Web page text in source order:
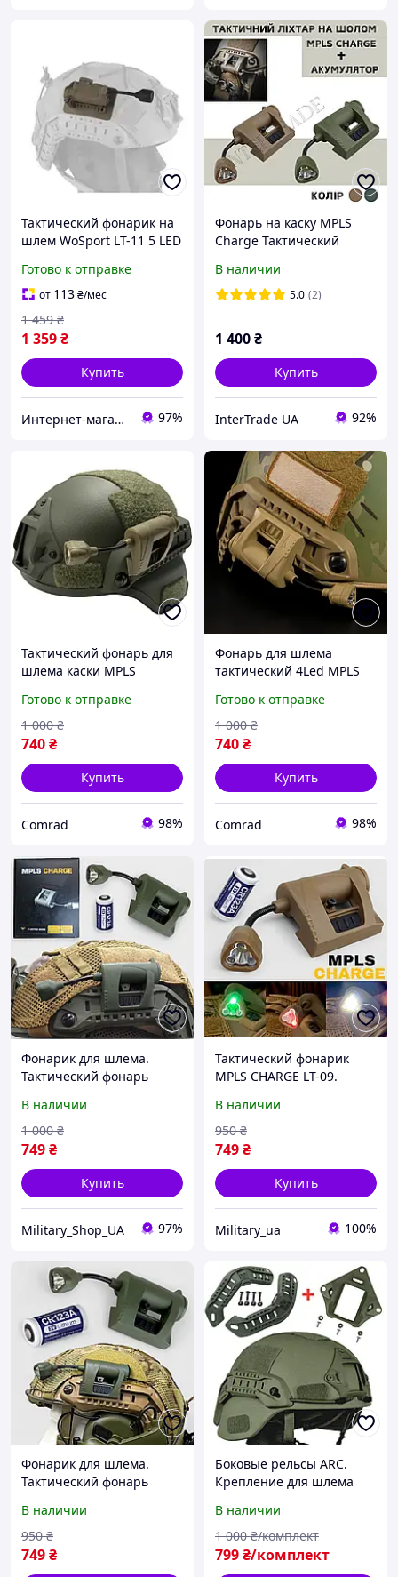
Тактический фонарик на
шлем WoSport LT-11 5 LED
зеленый + синий + ИК)
Койот
Готово к отправке
от 113₴/мес
1 359₴
1 459 ₴
Купить
Интернет-магазин Итакшоп 97%
Фонарь на каску MPLS
Charge Тактический
креплением Тактические
фонари
В наличии
5.0 (2)
1 400₴
Купить
InterTrade UA 92%
Тактический фонарь для
шлема каски MPLS
с 3-ма режима
освещения
Готово к отправке
740₴
1 000 ₴
Купить
Comrad 98%
Фонарь для шлема
тактический 4Led MPLS
шлем для военных
Готово к отправке
740₴
1 000 ₴
Купить
Comrad 98%
Фонарик для шлема.
Тактический фонарь
Тактический фонарик с
красным светом. Цвет
Green зелёный
В наличии
749₴
1 000 ₴
Купить
Military_Shop_UA 97%
Тактический фонарик
MPLS CHARGE LT-09.
каску. Фонарик на шлем.
Цвет Coyote койот
В наличии
749₴
950 ₴
Купить
Military_ua 100%
Фонарик для шлема.
Тактический фонарь
Тактический фонарик с
красным светом. Цвет
Green зелёный
В наличии
749₴
950 ₴
Боковые рельсы ARC.
Крепление для шлема
тактический шлем.
Шрауд. Цвет: Green
зелёный
В наличии
799₴/комплект
1 000 ₴/комплект